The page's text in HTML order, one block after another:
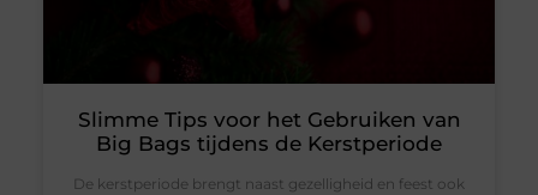
Slimme Tips voor het Gebruiken van
Big Bags tijdens de Kerstperiode
De kerstperiode brengt naast gezelligheid en feest ook